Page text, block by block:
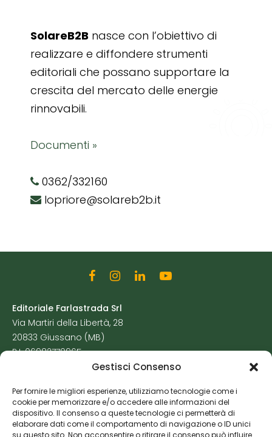
Gestisci Consenso
Per fornire le migliori esperienze, utilizziamo tecnologie come i
cookie per memorizzare e/o accedere alle informazioni del
dispositivo. Il consenso a queste tecnologie ci permetterà di
elaborare dati come il comportamento di navigazione o ID unici
su questo sito. Non acconsentire o ritirare il consenso può influire
SolareB2B nasce con l’obiettivo di
realizzare e diffondere strumenti
editoriali che possano supportare la
crescita del mercato delle energie
rinnovabili.
Documenti »
0362/332160
lopriore@solareb2b.it
Editoriale Farlastrada Srl
Via Martiri della Libertà, 28
20833 Giussano (MB)
P.I. 06982770965
Cookie Policy
Risorse Aggiuntive